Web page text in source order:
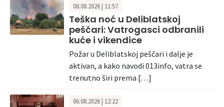
08.08.2026 | 11:57
Teška noć u Deliblatskoj
peščari: Vatrogasci odbranili
kuće i vikendice
Požar u Deliblatskoj peščari i dalje je
aktivan, a kako navodi 013info, vatra se
trenutno širi prema […]
06.08.2026 | 12:22